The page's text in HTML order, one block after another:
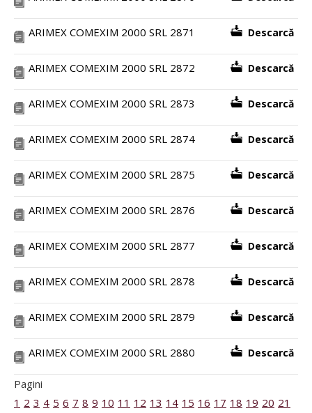
ARIMEX COMEXIM 2000 SRL 2871 Descarcă
ARIMEX COMEXIM 2000 SRL 2872 Descarcă
ARIMEX COMEXIM 2000 SRL 2873 Descarcă
ARIMEX COMEXIM 2000 SRL 2874 Descarcă
ARIMEX COMEXIM 2000 SRL 2875 Descarcă
ARIMEX COMEXIM 2000 SRL 2876 Descarcă
ARIMEX COMEXIM 2000 SRL 2877 Descarcă
ARIMEX COMEXIM 2000 SRL 2878 Descarcă
ARIMEX COMEXIM 2000 SRL 2879 Descarcă
ARIMEX COMEXIM 2000 SRL 2880 Descarcă
Pagini
1 2 3 4 5 6 7 8 9 10 11 12 13 14 15 16 17 18 19 20 21